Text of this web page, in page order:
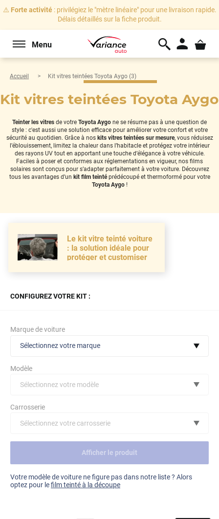
⚠️ Forte activité: privilégiez le "mètre linéaire" pour une livraison rapide.
Délais détaillés sur la fiche produit.
Menu
Accueil Kit vitres teintées Toyota Aygo (3)
Kit vitres teintées Toyota
Teinter les vitres de votre Toyota Aygo ne se résume pas à une question de
style : c'est aussi une solution efficace pour améliorer votre confort et votre
sécurité au quotidien. Grâce à nos kits vitres teintées sur mesure, vous réduisez
l’éblouissement, limitez la chaleur dans l’habitacle et protégez votre intérieur
des rayons UV tout en apportant une touche d’élégance à votre véhicule.
Faciles à poser et conformes aux réglementations en vigueur, nos films
solaires sont conçus pour s’adapter parfaitement à votre voiture. Découvrez
tous les avantages d’un kit film teintéprédécoupé et thermoformé pour votre
Toyota Aygo!
Le kit vitre teinté voiture
: la solution idéale pour
protéger et customiser
CONFIGUREZ VOTRE KIT :
Marque de voiture
Sélectionnez votre marque
Ford
Modèle
Sélectionnez votre modèle
Carrosserie
Sélectionnez votre carrosserie
Voir tout
Afficher le produit
Votre modèle de voiture ne figure pas dans notre liste ? Alors
optez pour lefilm teinté à la découpe